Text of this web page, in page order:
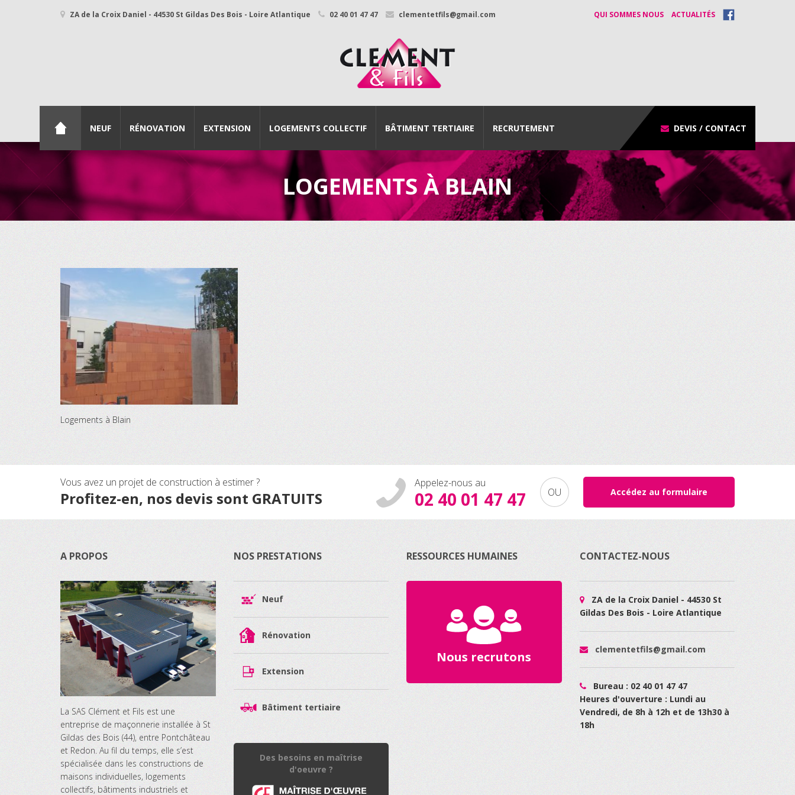
ZA de la Croix Daniel - 44530 St Gildas Des Bois - Loire Atlantique 02 40 01 47 47 clementetfils@gmail.com QUI SOMMES NOUS ACTUALITÉS
NEUF RÉNOVATION EXTENSION LOGEMENTS COLLECTIF BÂTIMENT TERTIAIRE RECRUTEMENT DEVIS / CONTACT
LOGEMENTS À BLAIN
Logements à Blain
Vous avez un projet de construction à estimer ?
Profitez-en, nos devis sont GRATUITS
Appelez-nous au
02 40 01 47 47 OU Accédez au formulaire
A PROPOS
La SAS Clément et Fils est une
entreprise de maçonnerie installée à St
Gildas des Bois (44), entre Pontchâteau
et Redon. Au fil du temps, elle s’est
spécialisée dans les constructions de
maisons individuelles, logements
collectifs, bâtiments industriels et
NOS PRESTATIONS
Neuf
Rénovation
Extension
Bâtiment tertiaire
Des besoins en maîtrise
d'oeuvre ?
RESSOURCES HUMAINES
Nous recrutons
CONTACTEZ-NOUS
ZA de la Croix Daniel - 44530 St
Gildas Des Bois - Loire Atlantique
clementetfils@gmail.com
Bureau : 02 40 01 47 47
Heures d'ouverture : Lundi au
Vendredi, de 8h à 12h et de 13h30 à
18h